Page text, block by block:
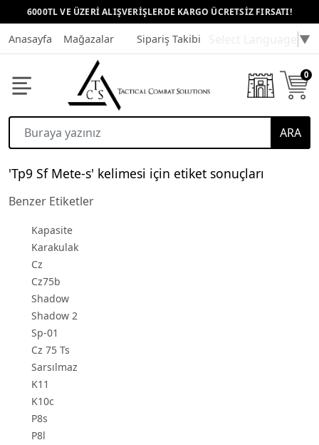
6000TL VE ÜZERİ ALIŞVERİŞLERDE KARGO ÜCRETSİZ FIRSATI!
Anasayfa Mağazalar Sipariş Takibi Müşteri Hizmetleri
▼
ARA
0
'Tp9 Sf Mete-s' kelimesi için etiket sonuçları
Benzer Etiketler
Kapasite
Karakulak
Cz
Cz75b
Shadow
Shadow 2
Sp-01
Cz 75 Ts
Sarsılmaz
K11
K10c
P8s
P8l